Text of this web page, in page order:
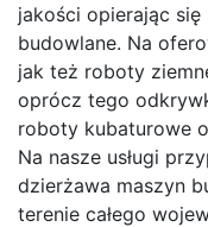
jakości opierając
budowlane. Na
jak też roboty
oprócz tego
roboty kubaturowe
Na nasze usługi
dzierżawa maszyn
terenie całego